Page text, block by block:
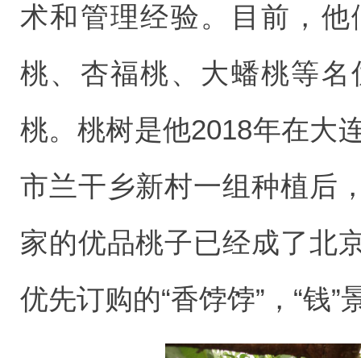
术和管理经验。目前，
桃、杏福桃、大蟠桃等
桃。桃树是他2018年在大
市兰干乡新村一组种植后
家的优品桃子已经成了北
优先订购的“香饽饽”，“钱”